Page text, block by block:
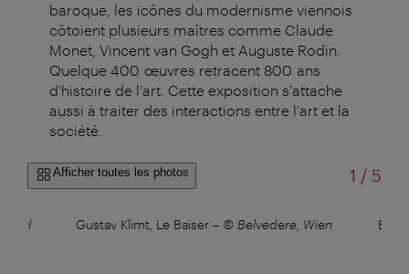
baroque, les icônes du modernisme viennois
côtoient plusieurs maîtres comme Claude
Monet, Vincent van Gogh et Auguste Rodin.
Quelque 400 œuvres retracent 800 ans
d'histoire de l'art. Cette exposition s'attache
aussi à traiter des interactions entre l'art et la
société.
Afficher toutes les photos 1 /sur
5
Paul Gustav Klimt, Le Baiser – © Belvedere, Wien